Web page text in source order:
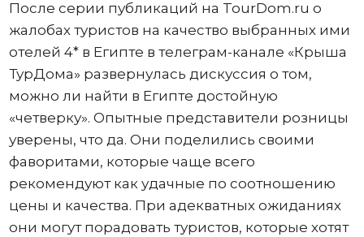
После серии публикаций на TourDom.ru о
жалобах туристов на качество выбранных ими
отелей 4* в Египте в телеграм-канале «Крыша
ТурДома» развернулась дискуссия о том,
можно ли найти в Египте достойную
«четверку». Опытные представители розницы
уверены, что да. Они поделились своими
фаворитами, которые чаще всего
рекомендуют как удачные по соотношению
цены и качества. При адекватных ожиданиях
они могут порадовать туристов, которые хотят